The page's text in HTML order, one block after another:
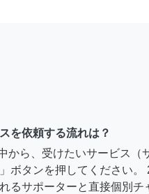
を依頼する流れは？
から、受けたいサービス（
ボタンを押してください。
るサポーターと直接個別チ